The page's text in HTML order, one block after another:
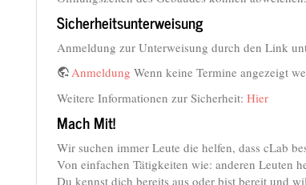
Sicherheitsunterweisung
Anmeldung zur Unterweisung durch den Link
Anmeldung Wenn keine Termine angezeigt
Weitere Informationen zur Sicherheit: Hier
Mach Mit!
Wir suchen immer Leute die helfen, dass cLab
Von einfachen Tätigkeiten wie: anderen Leuten
Du kennst dich bereits aus oder bist bereit und